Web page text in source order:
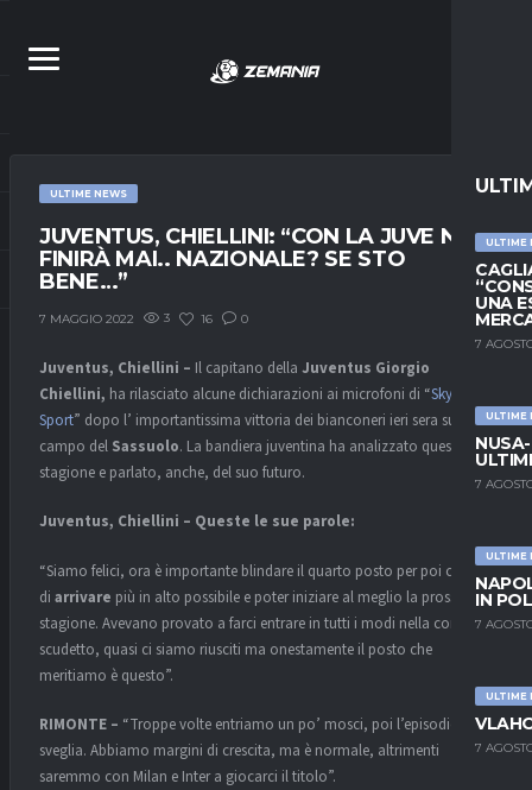
ULTIME
UNA
7
ULTIME
7
ULTIME
IN
7
ULTIME
7
ULTIME NEWS
JUVENTUS, CHIELLINI: “CON LA JUVE NON
FINIRÀ MAI.. NAZIONALE? SE STO
BENE…”
7 MAGGIO 2022 3 16 0
Juventus, Chiellini – Il capitano della Juventus Giorgio
Chiellini, ha rilasciato alcune dichiarazioni ai microfoni di “Sky
Sport” dopo l’ importantissima vittoria dei bianconeri ieri sera sul
campo del Sassuolo. La bandiera juventina ha analizzato questa
stagione e parlato, anche, del suo futuro.
Juventus, Chiellini – Queste le sue parole:
“Siamo felici, ora è importante blindare il quarto posto per poi cercare
di arrivare più in alto possibile e poter iniziare al meglio la prossima
stagione. Avevano provato a farci entrare in tutti i modi nella corsa
scudetto, quasi ci siamo riusciti ma onestamente il posto che
meritiamo è questo”.
RIMONTE – “Troppe volte entriamo un po’ mosci, poi l’episodio ci
sveglia. Abbiamo margini di crescita, ma è normale, altrimenti
saremmo con Milan e Inter a giocarci il titolo”.